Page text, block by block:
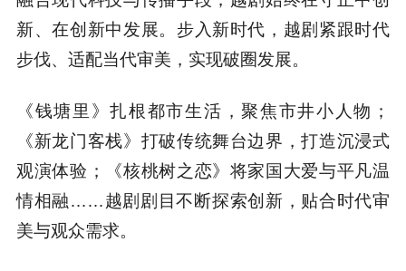
新、在创新中发展。步入新时代，越剧紧跟时代
步伐、适配当代审美，实现破圈发展。
《钱塘里》扎根都市生活，聚焦市井小人物；
《新龙门客栈》打破传统舞台边界，打造沉浸式
观演体验；《核桃树之恋》将家国大爱与平凡温
情相融……越剧剧目不断探索创新，贴合时代审
美与观众需求。